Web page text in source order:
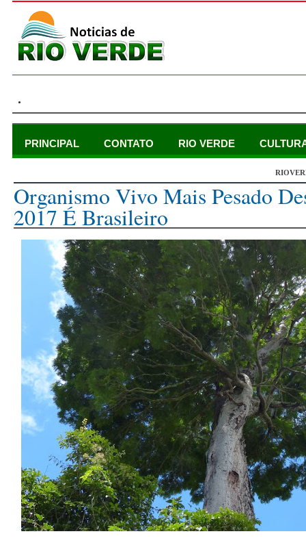
.
PRINCIPAL CONTATO RIO VERDE
Organismo Vivo Mais Pesado
2017 É Brasileiro